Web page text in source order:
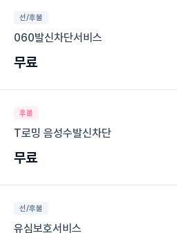
선/후불
060발신차단서비스
무료
후불
T로밍 음성수발신차단
무료
선/후불
유심보호서비스